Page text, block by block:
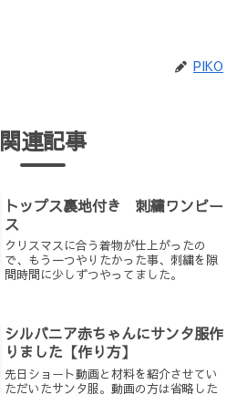
PIKO
関連記事
トップス裏地付き 刺繍ワンピー
ス
クリスマスに合う着物が仕上がったの
で、もう一つやりたかった事、刺繍を隙
間時間に少しずつやってました。
シルバニア赤ちゃんにサンタ服作
りました【作り方】
先日ショート動画と材料を紹介させてい
ただいたサンタ服。動画の方は省略した